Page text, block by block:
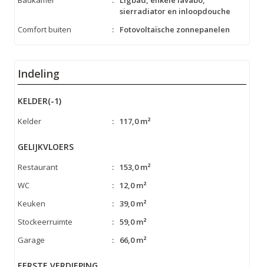
sierradiator en inloopdouche
Comfort buiten
: Fotovoltaïsche zonnepanelen
Indeling
KELDER(-1)
Kelder : 117,0 m²
GELIJKVLOERS
Restaurant : 153,0 m²
WC
: 12,0 m²
Keuken
: 39,0 m²
Stockeerruimte
: 59,0 m²
Garage
: 66,0 m²